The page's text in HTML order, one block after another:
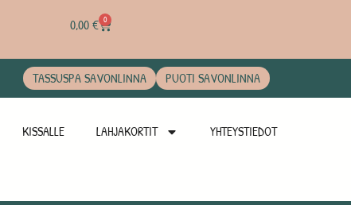
0,00€ 0
TASSUSPA SAVONLINNA PUOTI SAVONLINNA
KISSALLE LAHJAKORTIT YHTEYSTIEDOT